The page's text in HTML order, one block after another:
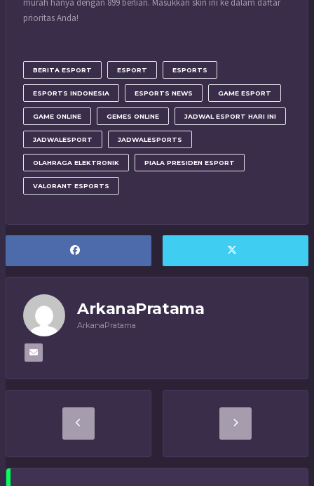
murah hanya dengan 899 berlian. Masukkan skin ini ke dalam daftar
prioritas Anda!
BERITA ESPORT ESPORT ESPORTS
ESPORTS INDONESIA ESPORTS NEWS GAME ESPORT
GAME ONLINE GEMES ONLINE JADWAL ESPORT HARI INI
JADWALESPORT JADWALESPORTS
OLAHRAGA ELEKTRONIK PIALA PRESIDEN ESPORT
VALORANT ESPORTS
ArkanaPratama
ArkanaPratama